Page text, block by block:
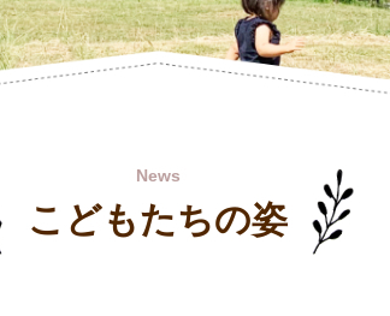
News
こどもたちの姿